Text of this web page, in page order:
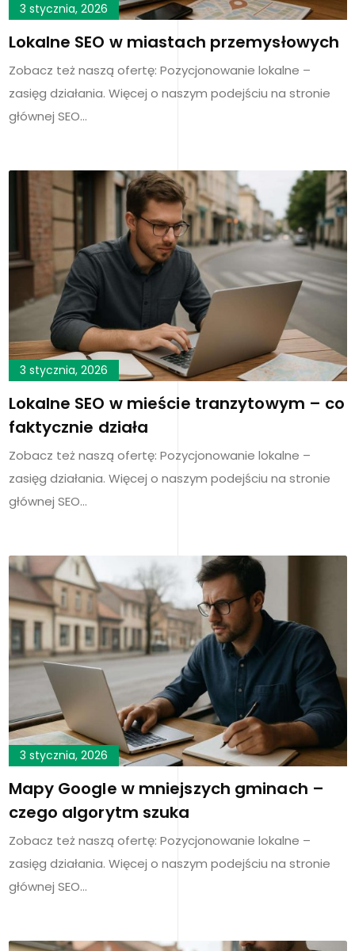
3 stycznia, 2026
Lokalne SEO w miastach przemysłowych
Zobacz też naszą ofertę: Pozycjonowanie lokalne –
zasięg działania. Więcej o naszym podejściu na stronie
głównej SEO…
3 stycznia, 2026
Lokalne SEO w mieście tranzytowym – co
faktycznie działa
Zobacz też naszą ofertę: Pozycjonowanie lokalne –
zasięg działania. Więcej o naszym podejściu na stronie
głównej SEO…
3 stycznia, 2026
Mapy Google w mniejszych gminach –
czego algorytm szuka
Zobacz też naszą ofertę: Pozycjonowanie lokalne –
zasięg działania. Więcej o naszym podejściu na stronie
głównej SEO…